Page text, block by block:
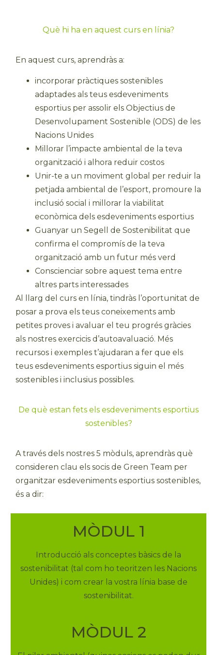
Què hi ha en aquest curs en línia?
En aquest curs, aprendràs a:
incorporar pràctiques sostenibles
adaptades als teus esdeveniments
esportius per assolir els Objectius de
Desenvolupament Sostenible (ODS) de les
Nacions Unides
Millorar l’impacte ambiental de la teva
organització i alhora reduir costos
Unir-te a un moviment global per reduir la
petjada ambiental de l’esport, promoure la
inclusió social i millorar la viabilitat
econòmica dels esdeveniments esportius
Guanyar un Segell de Sostenibilitat que
confirma el compromís de la teva
organització amb un futur més verd
Conscienciar sobre aquest tema entre
altres parts interessades
Al llarg del curs en línia, tindràs l’oportunitat de
posar a prova els teus coneixements amb
petites proves i avaluar el teu progrés gràcies
als nostres exercicis d’autoavaluació. Més
recursos i exemples t’ajudaran a fer que els
teus esdeveniments esportius siguin el més
sostenibles i inclusius possibles.
De què estan fets els esdeveniments esportius
sostenibles?
A través dels nostres 5 mòduls, aprendràs què
consideren clau els socis de Green Team per
organitzar esdeveniments esportius sostenibles,
és a dir:
MÒDUL 1
Introducció als conceptes bàsics de la
sostenibilitat (tal com ho teoritzen les Nacions
Unides) i com crear la vostra línia base de
sostenibilitat.
MÒDUL 2